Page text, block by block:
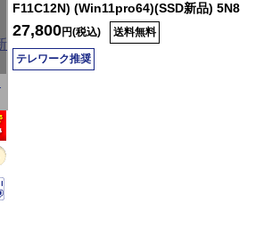
F11C12N) (Win11pro64)(SSD新品) 5N8
27,800円(税込) 送料無料
テレワーク推奨